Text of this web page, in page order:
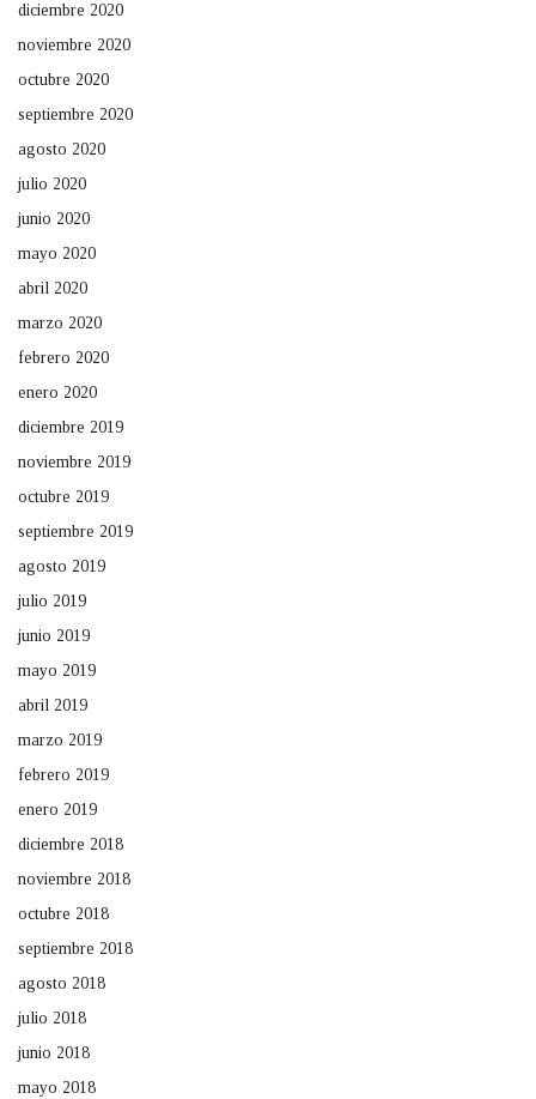
diciembre 2020
noviembre 2020
octubre 2020
septiembre 2020
agosto 2020
julio 2020
junio 2020
mayo 2020
abril 2020
marzo 2020
febrero 2020
enero 2020
diciembre 2019
noviembre 2019
octubre 2019
septiembre 2019
agosto 2019
julio 2019
junio 2019
mayo 2019
abril 2019
marzo 2019
febrero 2019
enero 2019
diciembre 2018
noviembre 2018
octubre 2018
septiembre 2018
agosto 2018
julio 2018
junio 2018
mayo 2018